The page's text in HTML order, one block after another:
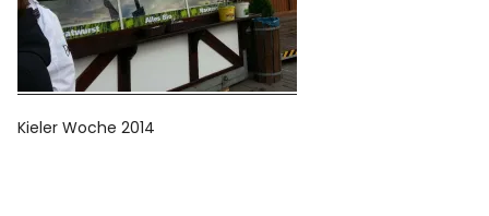
Über mich
Kieler Woche 2014